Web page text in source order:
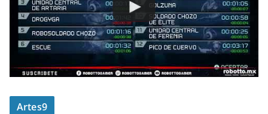
Artes9